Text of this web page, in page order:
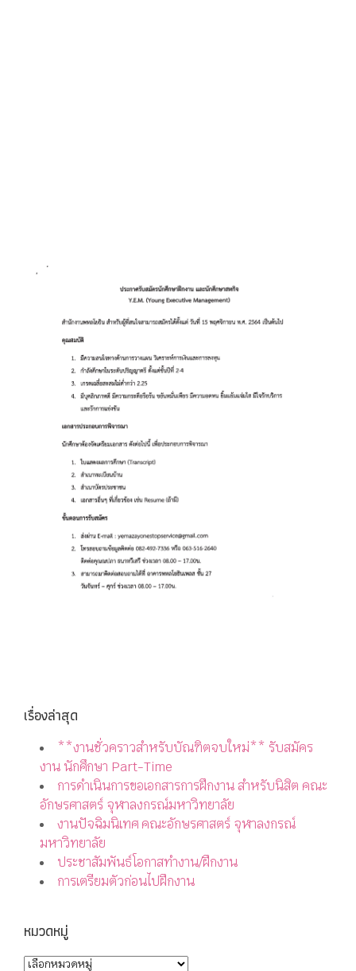
เรื่องล่าสุด
**งานชั่วคราวสำหรับบัณฑิตจบใหม่** รับสมัคร
อักษรศาสตร์ จุฬาลงกรณ์มหาวิทยาลัย
งานปัจฉิมนิเทศ คณะอักษรศาสตร์ จุฬาลงกรณ์